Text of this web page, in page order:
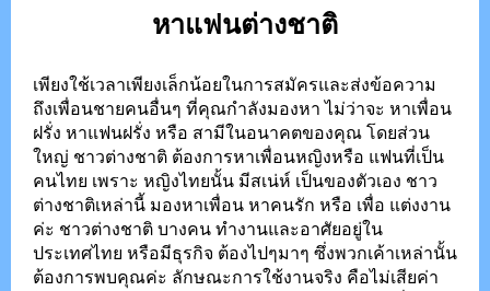
หาแฟนต่างชาติ
เพียงใช้เวลาเพียงเล็กน้อยในการสมัครและส่งข้อความ
ถึงเพื่อนชายคนอื่นๆ ที่คุณกำลังมองหา ไม่ว่าจะ หาเพื่อน
ฝรั่ง หาแฟนฝรั่ง หรือ สามีในอนาคตของคุณ โดยส่วน
ใหญ่ ชาวต่างชาติ ต้องการหาเพื่อนหญิงหรือ แฟนที่เป็น
คนไทย เพราะ หญิงไทยนั้น มีสเน่ห์ เป็นของตัวเอง ชาว
ต่างชาติเหล่านี้ มองหาเพื่อน หาคนรัก หรือ เพื่อ แต่งงาน
ค่ะ ชาวต่างชาติ บางคน ทำงานและอาศัยอยู่ใน
ประเทศไทย หรือมีธุรกิจ ต้องไปๆมาๆ ซึ่งพวกเค้าเหล่านั้น
ต้องการพบคุณค่ะ ลักษณะการใช้งานจริง คือไม่เสียค่า